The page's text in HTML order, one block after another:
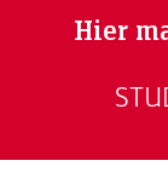
Hier